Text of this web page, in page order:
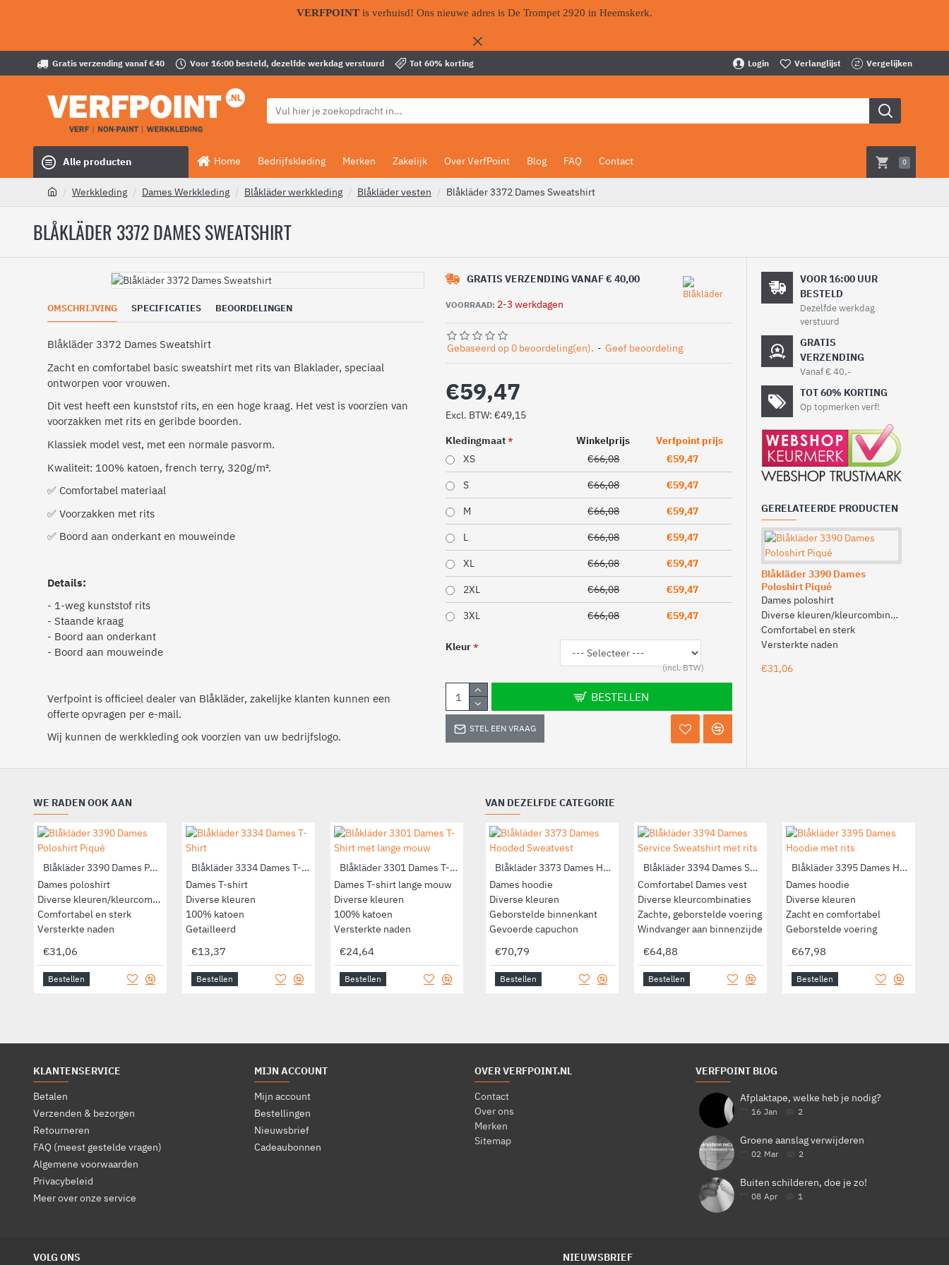
VERFPOINT is verhuisd! Ons nieuwe adres is De Trompet 2920 in Heemskerk.
Gratis verzending vanaf €40 Voor 16:00 besteld, dezelfde werkdag verstuurd Tot 60% korting Login Verlanglijst Vergelijken
Alle producten Home Bedrijfskleding Merken Zakelijk Over VerfPoint Blog FAQ Contact 0
Werkkleding Dames Werkkleding Blåkläder werkkleding Blåkläder vesten Blåkläder 3372 Dames Sweatshirt
BLÅKLÄDER 3372 DAMES SWEATSHIRT
OMSCHRIJVING SPECIFICATIES BEOORDELINGEN
Blåkläder 3372 Dames Sweatshirt
Zacht en comfortabel basic sweatshirt met rits van Blaklader, speciaal
ontworpen voor vrouwen.
Dit vest heeft een kunststof rits, en een hoge kraag. Het vest is voorzien van
voorzakken met rits en geribde boorden.
Klassiek model vest, met een normale pasvorm.
Kwaliteit: 100% katoen, french terry, 320g/m².
✅ Comfortabel materiaal
✅ Voorzakken met rits
✅ Boord aan onderkant en mouweinde
Details:
- 1-weg kunststof rits
- Staande kraag
- Boord aan onderkant
- Boord aan mouweinde
Verfpoint is officieel dealer van Blåkläder, zakelijke klanten kunnen een
offerte opvragen per e-mail.
Wij kunnen de werkkleding ook voorzien van uw bedrijfslogo.
GRATIS VERZENDING VANAF € 40,00
VOORRAAD: 2-3 werkdagen
Gebaseerd op 0 beoordeling(en). - Geef beoordeling
€59,47
Excl. BTW: €49,15
Kledingmaat
Winkelprijs
Verfpoint prijs
€66,08
€59,47
XS
€66,08 €59,47
S
€66,08 €59,47
M
€66,08 €59,47
L
€66,08 €59,47
XL
€66,08 €59,47
2XL
€66,08 €59,47
3XL
Kleur
BESTELLEN
STEL EEN VRAAG
VOOR 16:00 UUR
BESTELD
Dezelfde werkdag
verstuurd
GRATIS
VERZENDING
Vanaf € 40,-
TOT 60% KORTING
Op topmerken verf!
GERELATEERDE PRODUCTEN
Blåkläder 3390 Dames
Poloshirt Piqué
Dames poloshirt
Diverse kleuren/kleurcombinaties
Comfortabel en sterk
Versterkte naden
€31,06
WE RADEN OOK AAN
Blåkläder 3390 Dames Poloshirt Piqué
Dames poloshirt
Diverse kleuren/kleurcombinaties
Comfortabel en sterk
Versterkte naden
€31,06
Bestellen
Blåkläder 3334 Dames T-Shirt
Dames T-shirt
Diverse kleuren
100% katoen
Getailleerd
€13,37
Bestellen
Blåkläder 3301 Dames T-Shirt met lange mouw
Dames T-shirt lange mouw
Diverse kleuren
100% katoen
Versterkte naden
€24,64
Bestellen
Blåkläder 3479 Dames T-Shirt
Dames T-shirt
Diverse kleurcombinaties
100% katoen
Getailleerd
€17,36
Bestellen
Blåkläder 3209 Dames Overhemd Flanel
Dames overhemd
Kleur: Rood/Zwart
Kunststof knopen
Manchetten bij mouweinde
€62,94
Bestellen
VAN DEZELFDE CATEGORIE
Blåkläder 3373 Dames Hooded Sweatvest
Dames hoodie
Diverse kleuren
Geborstelde binnenkant
Gevoerde capuchon
€70,79
Bestellen
Blåkläder 3394 Dames Service Sweatshirt met rits
Comfortabel Dames vest
Diverse kleurcombinaties
Zachte, geborstelde voering
Windvanger aan binnenzijde
€64,88
Bestellen
Blåkläder 3395 Dames Hoodie met rits
Dames hoodie
Diverse kleuren
Zacht en comfortabel
Geborstelde voering
€67,98
Bestellen
KLANTENSERVICE
Betalen
Verzenden & bezorgen
Retourneren
FAQ (meest gestelde vragen)
Algemene voorwaarden
Privacybeleid
Meer over onze service
MIJN ACCOUNT
Mijn account
Bestellingen
Nieuwsbrief
Cadeaubonnen
OVER VERFPOINT.NL
Contact
Over ons
Merken
Sitemap
VERFPOINT BLOG
Afplaktape, welke heb je nodig?
16 Jan 2
Groene aanslag verwijderen
02 Mar 2
Buiten schilderen, doe je zo!
08 Apr 1
VOLG ONS NIEUWSBRIEF